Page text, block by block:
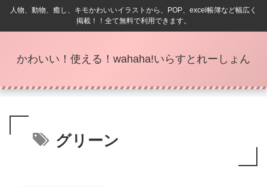
人物、動物、癒し、キモかわいいイラストから、POP、excel帳簿など幅広く
掲載！！全て無料で利用できます。
かわいい！使える！wahaha!いらすとれーしょん
グリーン